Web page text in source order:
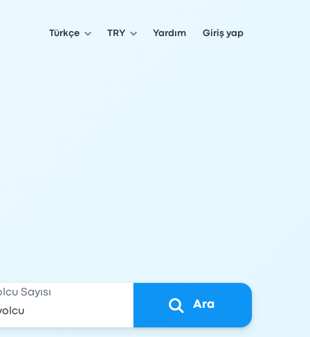
Türkçe TRY Yardım Giriş yap
Sayısı
Ara